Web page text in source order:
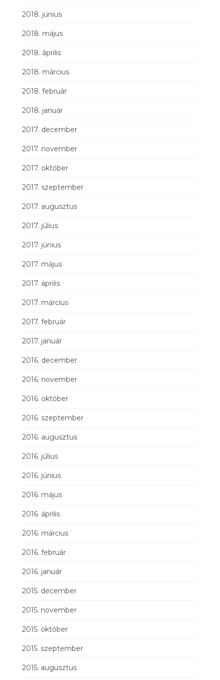
2018. június
2018. május
2018. április
2018. március
2018. február
2018. január
2017. december
2017. november
2017. október
2017. szeptember
2017. augusztus
2017. július
2017. június
2017. május
2017. április
2017. március
2017. február
2017. január
2016. december
2016. november
2016. október
2016. szeptember
2016. augusztus
2016. július
2016. június
2016. május
2016. április
2016. március
2016. február
2016. január
2015. december
2015. november
2015. október
2015. szeptember
2015. augusztus